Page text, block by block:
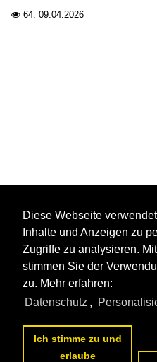
 64. 09.04.2026
Diese Webseite
Inhalte und Anzeigen zu
Zugriffe zu analysieren.
stimmen Sie der
zu. Mehr erfahren:
Datenschutz ,
Ich stimme zu und
erlaube